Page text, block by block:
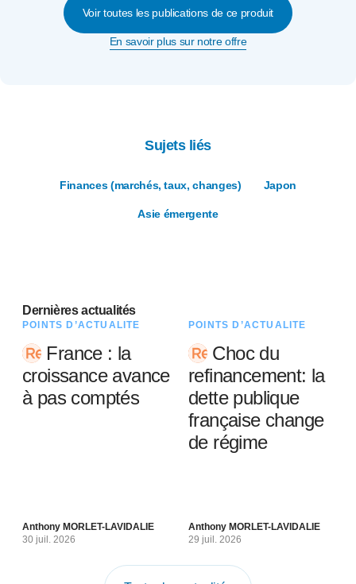
Voir toutes les publications de ce produit
En savoir plus sur notre offre
Sujets liés
Finances (marchés, taux, changes) Japon
Asie émergente
Dernières actualités
POINTS D’ACTUALITÉ
France : la
croissance avance
à pas comptés
Anthony MORLET-LAVIDALIE
30 juil. 2026
POINTS D’ACTUALITÉ
Choc du
refinancement: la
dette publique
française change
de régime
Anthony MORLET-LAVIDALIE
29 juil. 2026